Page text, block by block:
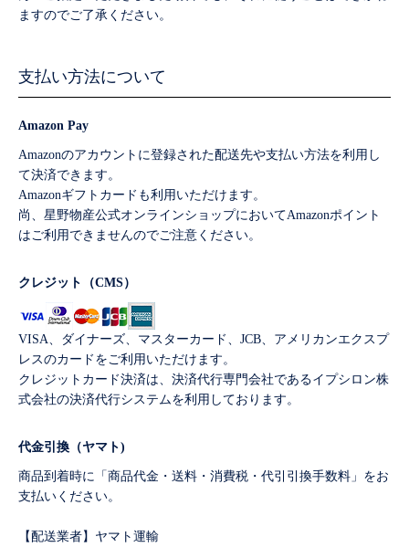
ますのでご了承ください。
支払い方法について
Amazon Pay
Amazonのアカウントに登録された配送先や支払い方法を利用し
て決済できます。
Amazonギフトカードも利用いただけます。
尚、星野物産公式オンラインショップにおいてAmazonポイント
はご利用できませんのでご注意ください。
クレジット（CMS）
VISA、ダイナーズ、マスターカード、JCB、アメリカンエクスプ
レスのカードをご利用いただけます。
クレジットカード決済は、決済代行専門会社であるイプシロン株
式会社の決済代行システムを利用しております。
代金引換（ヤマト)
商品到着時に「商品代金・送料・消費税・代引引換手数料」をお
支払いください。
【配送業者】ヤマト運輸